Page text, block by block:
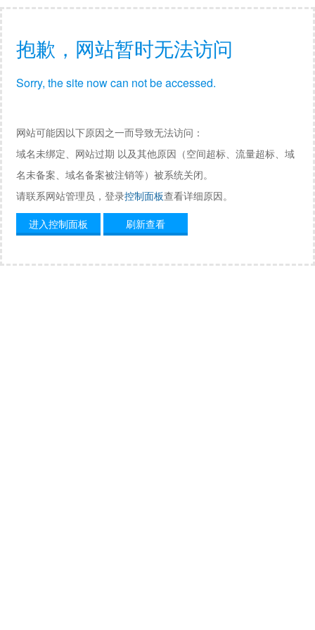
抱歉，网站暂时无法访问
Sorry, the site now can not be accessed.
网站可能因以下原因之一而导致无法访问：
域名未绑定、网站过期 以及其他原因（空间超标、流量超标、域
名未备案、域名备案被注销等）被系统关闭。
请联系网站管理员，登录控制面板查看详细原因。
进入控制面板
刷新查看